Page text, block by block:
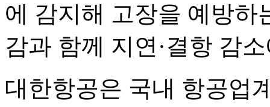
에 감지해 고장을 예방하
감과 함께 지연·결항 감
대한항공은 국내 항공업